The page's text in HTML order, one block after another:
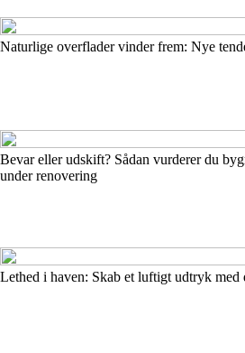
Naturlige overflader vinder frem: Nye
Bevar eller udskift? Sådan vurderer du
under renovering
Lethed i haven: Skab et luftigt udtryk med